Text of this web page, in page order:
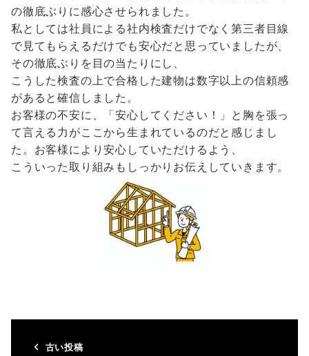
の徹底ぶりに感心させられました。
私としては社員による社内検査だけでなく第三者目線
で見てもらえるだけでも安心だと思っていましたが、
その徹底ぶりを目の当たりにし、
こうした検査の上で合格した建物は数字以上の信頼感
があると確信しました。
お客様の不安に、「安心してください！」と胸を張っ
て言える力がここから生まれているのだと感じまし
た。お客様により安心していただけるよう、
こういった取り組みもしっかりお伝えしていきます。
古い投稿